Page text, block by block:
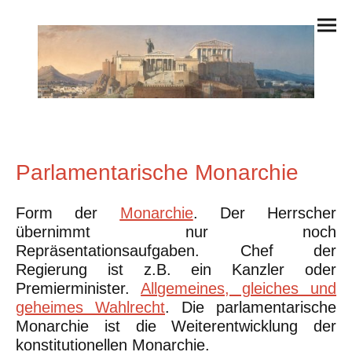
Parlamentarische Monarchie
Form der Monarchie. Der Herrscher
übernimmt nur noch
Repräsentationsaufgaben. Chef der
Regierung ist z.B. ein Kanzler oder
Premierminister.Allgemeines, gleiches und
geheimes Wahlrecht. Die parlamentarische
Monarchie ist die Weiterentwicklung der
konstitutionellen Monarchie.